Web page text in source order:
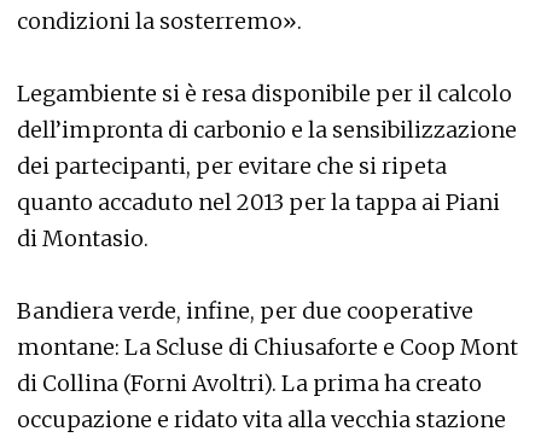
condizioni la sosterremo».
Legambiente si è resa disponibile per il calcolo
dell’impronta di carbonio e la sensibilizzazione
dei partecipanti, per evitare che si ripeta
quanto accaduto nel 2013 per la tappa ai Piani
di Montasio.
Bandiera verde, infine, per due cooperative
montane: La Scluse di Chiusaforte e Coop Mont
di Collina (Forni Avoltri). La prima ha creato
occupazione e ridato vita alla vecchia stazione